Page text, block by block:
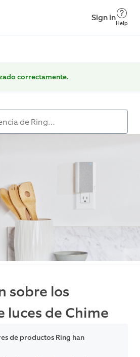
Sign in
Help
correctamente.
sobre los
luces de Chime
de productos Ring han